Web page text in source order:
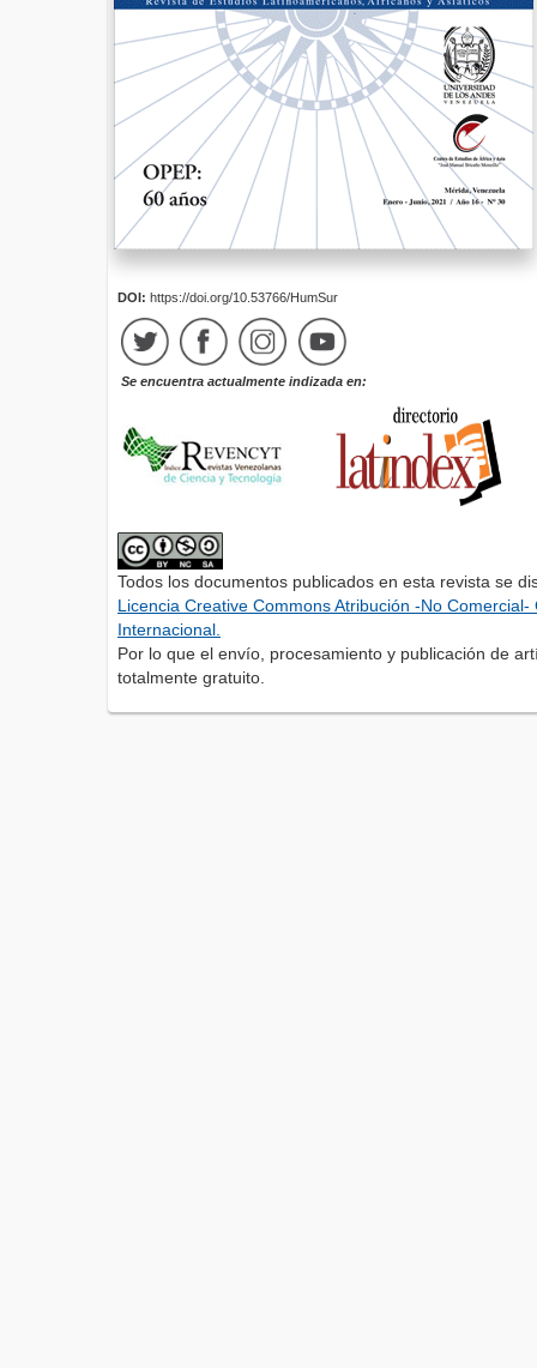
DOI: https://doi.org/10.53766/HumSur
Se encuentra actualmente indizada en:
Todos los documentos publicados en esta revista se
Licencia Creative Commons Atribución -No
Internacional.
Por lo que el envío, procesamiento y publicación de
totalmente gratuito.